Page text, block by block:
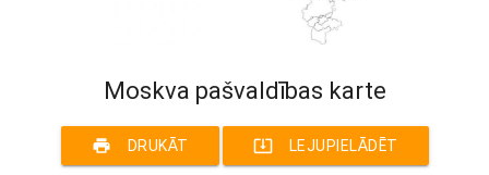
Moskva pašvaldības karte
print DRUKĀT system_update_alt LEJUPIELĀDĒT